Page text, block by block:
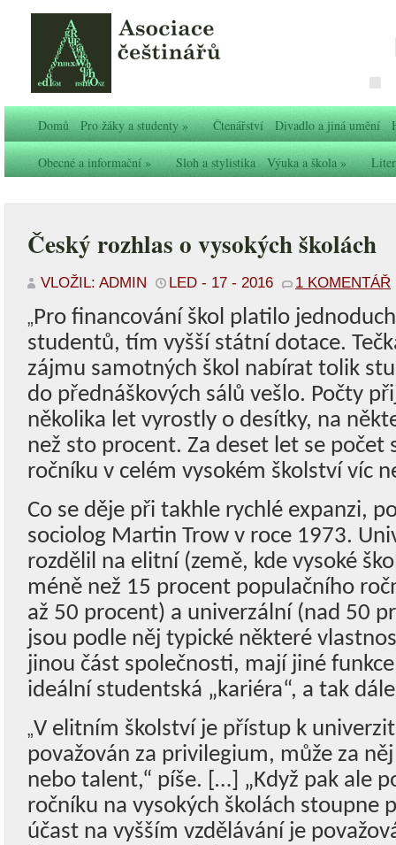
Domů Pro žáky a studenty» Čtenářství Divadlo a jiná umění
Obecné a informační» Sloh a stylistika Výuka a škola»
Český rozhlas o vysokých školách
VLOŽIL: ADMIN LED - 17 - 2016 1 KOMENTÁŘ
„Pro financování škol platilo
studentů, tím vyšší státní dotace.
zájmu samotných škol nabírat tolik
do přednáškových sálů vešlo. Počty
několika let vyrostly o desítky, na
než sto procent. Za deset let se
ročníku v celém vysokém školství víc
Co se děje při takhle rychlé expanzi,
sociolog Martin Trow v roce 1973.
rozdělil na elitní (země, kde vysoké
méně než 15 procent populačního
až 50 procent) a univerzální (nad 50
jsou podle něj typické některé
jinou část společnosti, mají jiné
ideální studentská „kariéra“, a tak
„V elitním školství je přístup k
považován za privilegium, může za
nebo talent,“ píše. […] „Když pak ale
ročníku na vysokých školách stoupne
účast na vyšším vzdělávání je